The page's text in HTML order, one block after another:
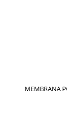
MEMBRANA